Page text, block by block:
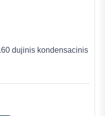
dujinis kondensacinis